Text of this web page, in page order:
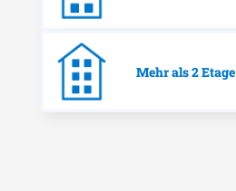
Mehr als 2 Etage